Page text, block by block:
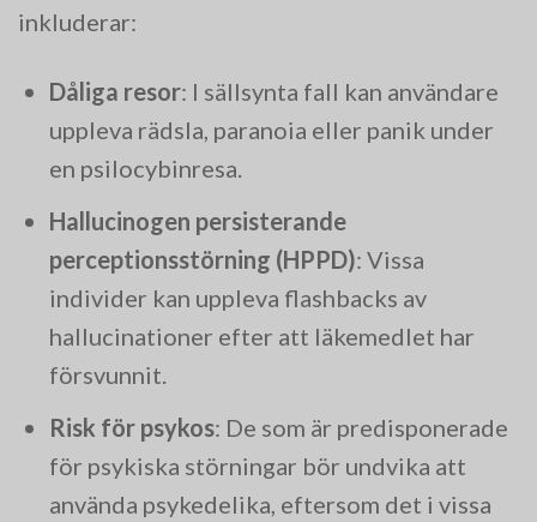
inkluderar:
Dåliga resor: I sällsynta fall kan användare
uppleva rädsla, paranoia eller panik under
en psilocybinresa.
Hallucinogen persisterande
perceptionsstörning (HPPD): Vissa
individer kan uppleva flashbacks av
hallucinationer efter att läkemedlet har
försvunnit.
Risk för psykos: De som är predisponerade
för psykiska störningar bör undvika att
använda psykedelika, eftersom det i vissa